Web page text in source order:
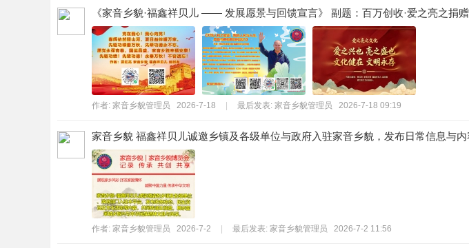
网
《家音乡貌·福鑫祥贝儿 —— 发展愿景与回馈宣言》 副题：百万创收·爱之亮之捐
作者: 家音乡貌管理员 2026-7-18 最后发表: 家音乡貌管理员 2026-7-18 09:19
家音乡貌 福鑫祥贝儿诚邀乡镇及各级单位与政府入驻家音乡貌，发布日常信息与
作者: 家音乡貌管理员 2026-7-2 最后发表: 家音乡貌管理员 2026-7-2 11:56